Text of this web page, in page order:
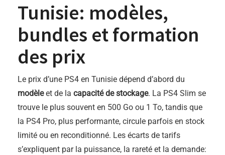
Tunisie: modèles,
bundles et formation
des prix
Le prix d’une PS4 en Tunisie dépend d’abord du
modèleet de la capacité de stockage. La PS4 Slim se
trouve le plus souvent en 500 Go ou 1 To, tandis que
la PS4 Pro, plus performante, circule parfois en stock
limité ou en reconditionné. Les écarts de tarifs
s’expliquent par la puissance, la rareté et la demande: